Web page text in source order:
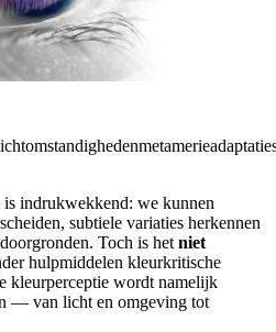
metamerieadaptatie
indrukwekkend: we kunnen
subtiele variaties herkennen
Toch is het niet
hulpmiddelen kleurkritische
kleurperceptie wordt namelijk
— van licht en omgeving tot